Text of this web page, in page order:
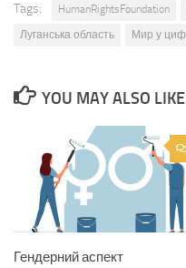
Tags: HumanRightsFoundation
Луганська область
Мир у
YOU MAY ALSO
Гендерний аспект